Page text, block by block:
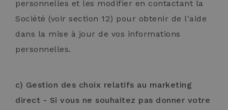
personnelles et les modifier en contactant la
Société (voir section 12) pour obtenir de l'aide
dans la mise à jour de vos informations
personnelles.
c) Gestion des choix relatifs au marketing
direct - Si vous ne souhaitez pas donner votre